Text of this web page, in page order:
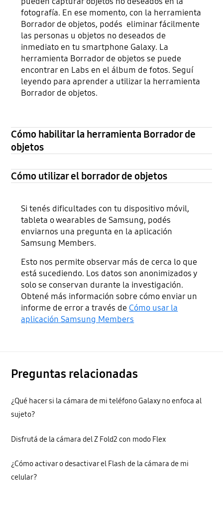
fotografía. En ese momento, con la herramienta
Borrador de objetos, podés eliminar fácilmente
las personas u objetos no deseados de
inmediato en tu smartphone Galaxy. La
herramienta Borrador de objetos se puede
encontrar en Labs en el álbum de fotos. Seguí
leyendo para aprender a utilizar la herramienta
Borrador de objetos.
Cómo habilitar la herramienta Borrador de
objetos
Cómo utilizar el borrador de objetos
Si tenés dificultades con tu dispositivo móvil,
tableta o wearables de Samsung, podés
enviarnos una pregunta en la aplicación
Samsung Members.
Esto nos permite observar más de cerca lo que
está sucediendo. Los datos son anonimizados y
solo se conservan durante la investigación.
Obtené más información sobre cómo enviar un
informe de error a través de Cómo usar la
aplicación Samsung Members
Preguntas relacionadas
¿Qué hacer si la cámara de mi teléfono Galaxy no enfoca al
sujeto?
Disfrutá de la cámara del Z Fold2 con modo Flex
¿Cómo activar o desactivar el Flash de la cámara de mi
celular?